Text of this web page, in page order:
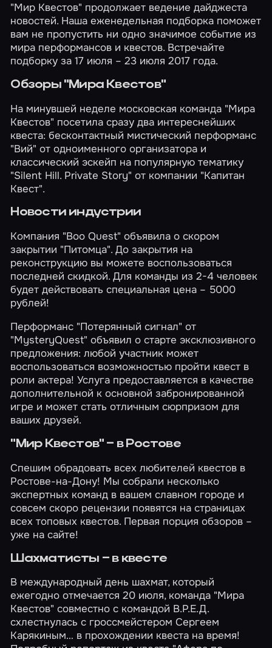
"Мир Квестов" продолжает ведение дайджеста
новостей. Наша еженедельная подборка поможет
вам не пропустить ни одно значимое событие из
мира перформансов и квестов. Встречайте
подборку за 17 июля – 23 июля 2017 года.
Обзоры "Мира Квестов"
На минувшей неделе московская команда "Мира
Квестов" посетила сразу два интереснейших
квеста: бесконтактный мистический перформанс
"Вий" от одноименного организатора и
классический эскейп на популярную тематику
"Silent Hill. Private Story" от компании "Капитан
Квест".
Новости индустрии
Компания "Boo Quest" объявилао скором
закрытии "Питомца". До закрытия на
реконструкцию вы можете воспользоваться
последней скидкой. Для команды из 2-4 человек
будет действовать специальная цена – 5000
рублей!
Перформанс "Потерянный сигнал" от
"MysteryQuest" объявил о старте эксклюзивного
предложения: любой участник может
воспользоваться возможностью пройти квест в
роли актера! Услуга предоставляется в качестве
дополнительной к основной забронированной
игре и может стать отличным сюрпризом для
ваших друзей.
"Мир Квестов" – в Ростове
Спешим обрадовать всех любителей квестов в
Ростове-на-Дону! Мы собрали несколько
экспертных команд в вашем славном городе и
совсем скоро рецензии появятся на страницах
всех топовых квестов. Первая порция обзоров –
уже на сайте!
Шахматисты – в квесте
В международный день шахмат, который
ежегодно отмечается 20 июля, команда "Мира
Квестов" совместно с командой В.Р.Е.Д.
схлестнулась с гроссмейстером Сергеем
Карякиным… в прохождении квеста на время!